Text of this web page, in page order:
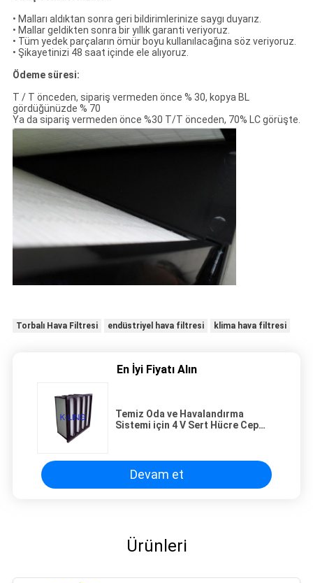
• Malları aldıktan sonra geri bildirimlerinize saygı duyarız.
• Mallar geldikten sonra bir yıllık garanti veriyoruz.
• Tüm yedek parçaların ömür boyu kullanılacağına söz veriyoruz.
• Şikayetinizi 48 saat içinde ele alıyoruz.
Ödeme süresi:
T / T önceden, sipariş vermeden önce % 30, kopya BL
gördüğünüzde % 70
Ya da sipariş vermeden önce %30 T/T önceden, 70% LC görüşte.
Torbalı Hava Filtresi endüstriyel hava filtresi klima hava filtresi
En İyi Fiyatı Alın
Temiz Oda ve Havalandırma
Sistemi için 4 V Sert Hücre Cep
Devam et
Ürünleri